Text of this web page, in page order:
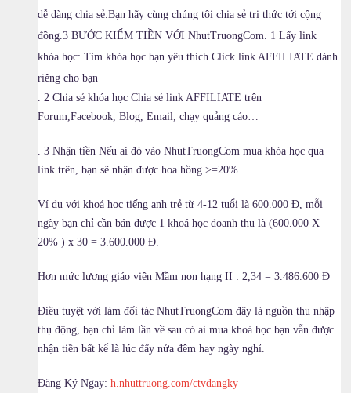
dễ dàng chia sẻ.Bạn hãy cùng chúng tôi chia sẻ tri thức tới cộng
đồng.3 BƯỚC KIẾM TIỀN VỚI NhutTruongCom. 1 Lấy link
khóa học: Tìm khóa học bạn yêu thích.Click link AFFILIATE dành
riêng cho bạn
. 2 Chia sẻ khóa học Chia sẻ link AFFILIATE trên
Forum,Facebook, Blog, Email, chạy quảng cáo…
. 3 Nhận tiền Nếu ai đó vào NhutTruongCom mua khóa học qua
link trên, bạn sẽ nhận được hoa hồng >=20%.
Ví dụ với khoá học tiếng anh trẻ từ 4-12 tuổi là 600.000 Đ, mỗi
ngày bạn chỉ cần bán được 1 khoá học doanh thu là (600.000 X
20% ) x 30 = 3.600.000 Đ.
Hơn mức lương giáo viên Mầm non hạng II : 2,34 = 3.486.600 Đ
Điều tuyệt vời làm đối tác NhutTruongCom đây là nguồn thu nhập
thụ động, bạn chỉ làm lần về sau có ai mua khoá học bạn vẫn được
nhận tiền bất kể là lúc đấy nửa đêm hay ngày nghỉ.
Đăng Ký Ngay:h.nhuttruong.com/ctvdangky